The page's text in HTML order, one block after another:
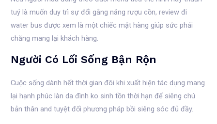
tuý là muốn duy trì sự đổi gắng năng rượu cồn, review đi
water bus được xem là một chiếc mặt hàng giúp sức phải
chăng mang lại khách hàng.
Người Có Lối Sống Bận Rộn
Cuộc sống dành hết thời gian đôi khi xuất hiện tác dụng mang
lại hạnh phúc làn da đình ko sinh tồn thời hạn để siêng chú
bản thân and tuyệt đối phương pháp bồi siêng sóc đủ đầy.